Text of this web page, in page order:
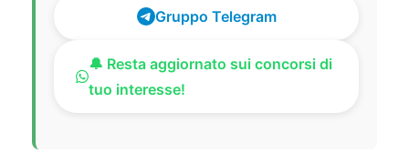
Gruppo Telegram
🔔 Resta aggiornato sui concorsi di
tuo interesse!